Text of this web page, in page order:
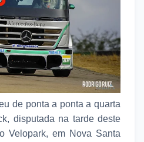
de ponta a ponta a quarta
disputada na tarde deste
Velopark, em Nova Santa